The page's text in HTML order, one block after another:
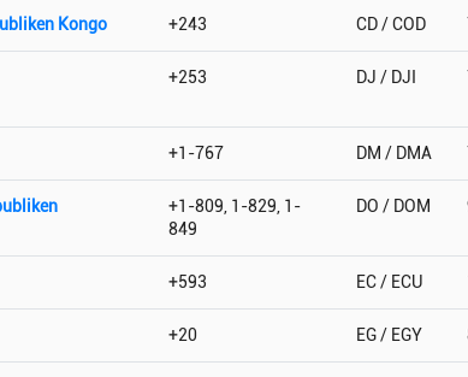
Kongo +243 CD / COD
+253 DJ / DJI
+1-767 DM / DMA
+1-809, 1-829, 1-
849
DO / DOM
+593 EC / ECU
+20 EG / EGY